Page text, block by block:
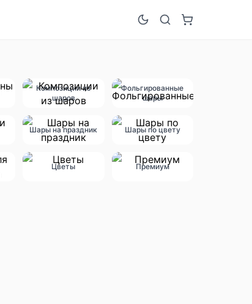
Композиции из
шаров
Фольгированные
шары
Шары на праздник Шары по цвету
Цветы Премиум